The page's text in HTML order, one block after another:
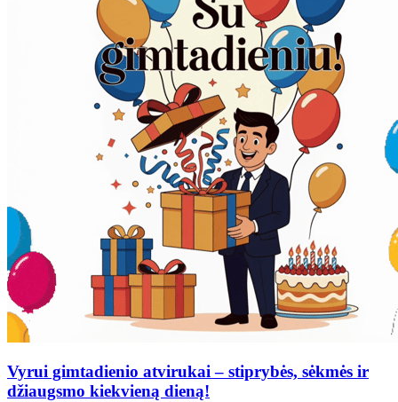
Vyrui gimtadienio atvirukai – stiprybės, sėkmės ir
džiaugsmo kiekvieną dieną!